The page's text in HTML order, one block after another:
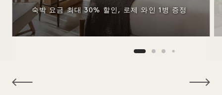
숙박 요금 최대 30% 할인, 로제 와인 1병 증정